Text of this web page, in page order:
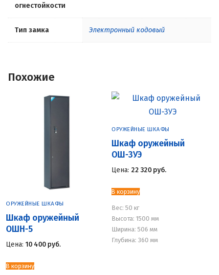
огнестойкости
Тип замка Электронный кодовый
Похожие
ОРУЖЕЙНЫЕ ШКАФЫ
Шкаф оружейный
ОШН-5
Цена: 10 400 руб.
В корзину
ОРУЖЕЙНЫЕ ШКАФЫ
Шкаф оружейный
ОШ-3УЭ
Цена: 22 320 руб.
В корзину
Вес: 50 кг
Высота: 1500 мм
Ширина: 506 мм
Глубина: 360 мм